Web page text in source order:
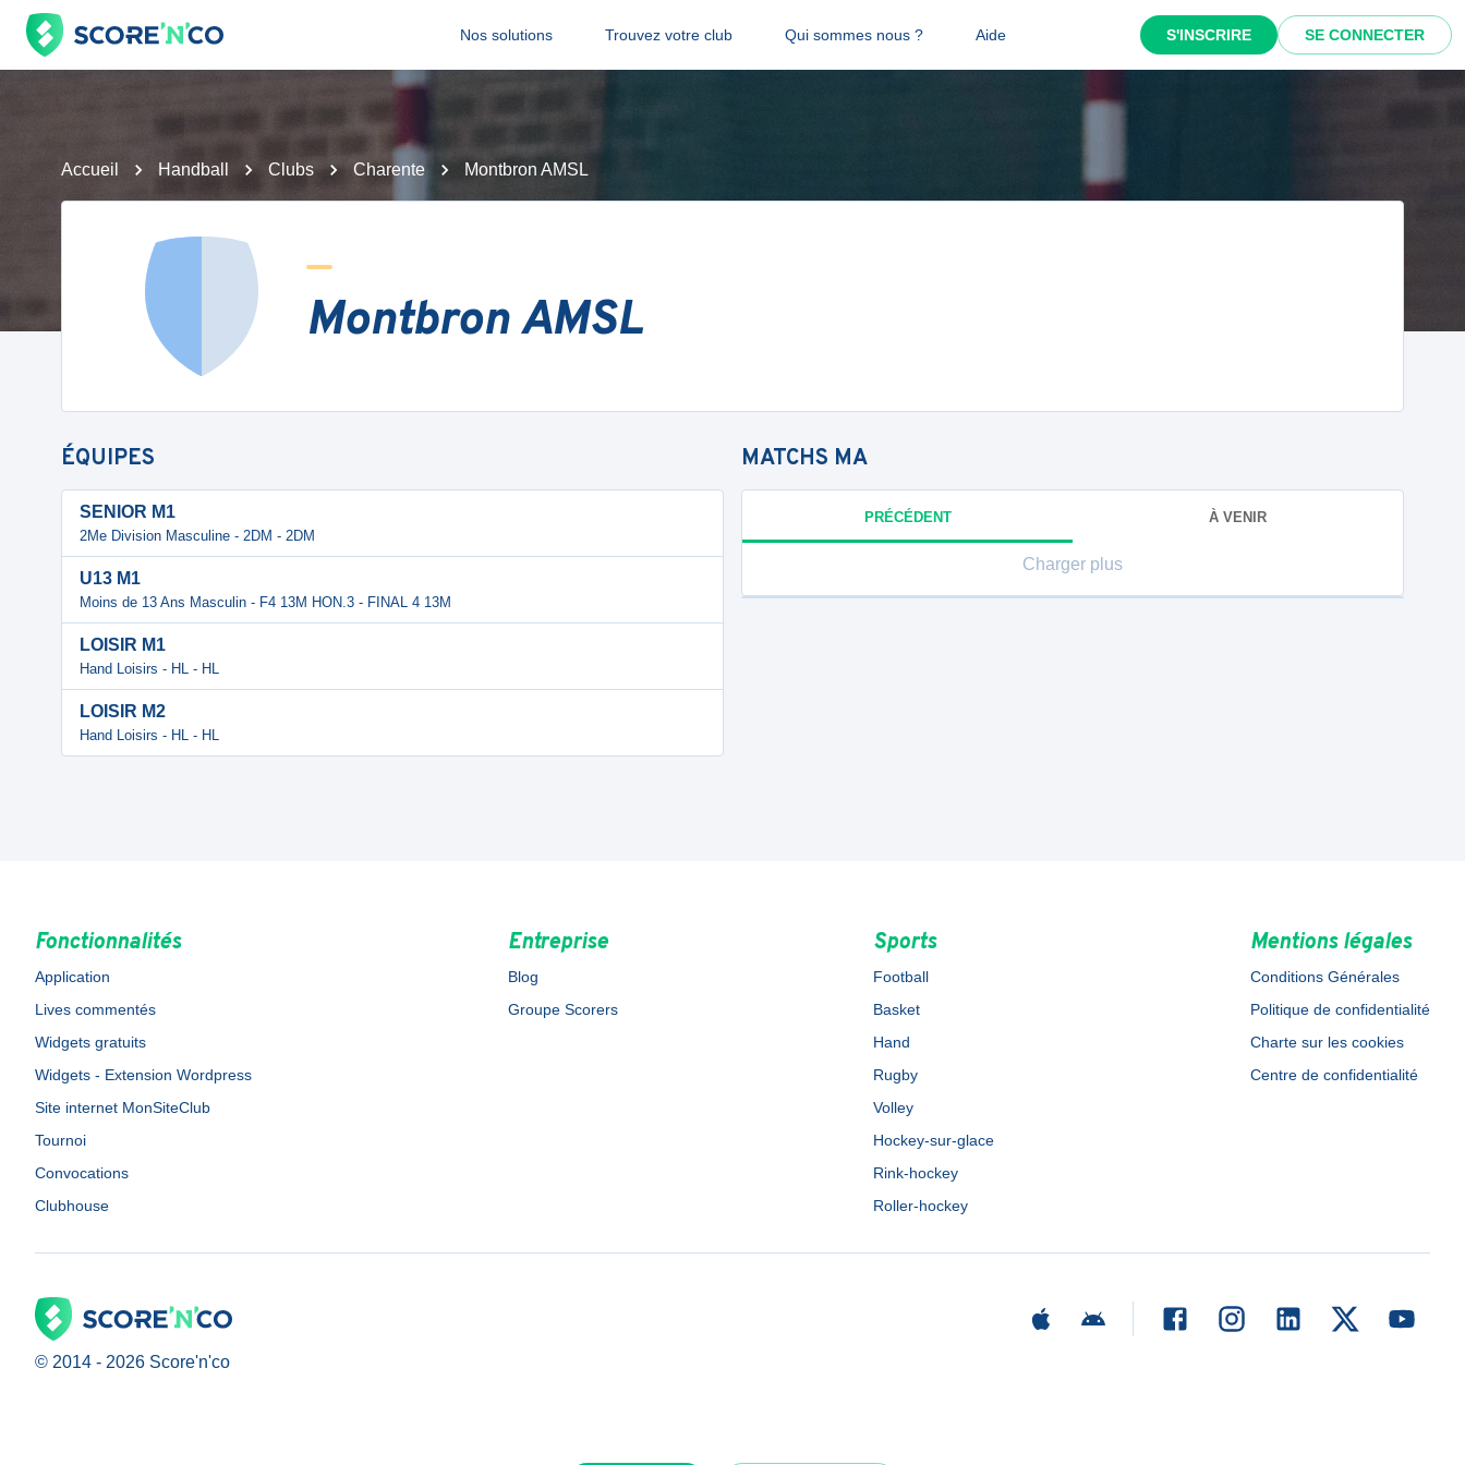
Nos solutions Trouvez votre club Qui sommes nous ? Aide S'INSCRIRE SE CONNECTER
Accueil Handball Clubs Charente Montbron AMSL
Montbron AMSL
ÉQUIPES
SENIOR M1
2Me Division Masculine - 2DM - 2DM
U13 M1
Moins de 13 Ans Masculin - F4 13M HON.3 - FINAL 4 13M
LOISIR M1
Hand Loisirs - HL - HL
LOISIR M2
Hand Loisirs - HL - HL
MATCHS MA
PRÉCÉDENT À VENIR
Charger plus
Fonctionnalités
Application
Lives commentés
Widgets gratuits
Widgets - Extension Wordpress
Site internet MonSiteClub
Tournoi
Convocations
Clubhouse
Entreprise
Blog
Groupe Scorers
Sports
Football
Basket
Hand
Rugby
Volley
Hockey-sur-glace
Rink-hockey
Roller-hockey
Mentions légales
Conditions Générales
Politique de confidentialité
Charte sur les cookies
Centre de confidentialité
© 2014 - 2026 Score'n'co